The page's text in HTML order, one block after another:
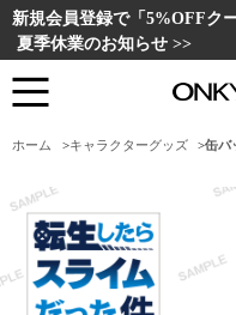
新規会員登録で「5%OFFク
夏季休業のお知らせ >>
ホーム >キャラクターグッズ >缶バ